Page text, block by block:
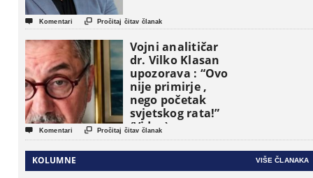
 Komentari  Pročitaj čitav članak
Vojni analitičar
dr. Vilko Klasan
upozorava : “Ovo
nije primirje ,
nego početak
svjetskog rata!”
(Video)
 Komentari  Pročitaj čitav članak
KOLUMNE VIŠE ČLANAKA